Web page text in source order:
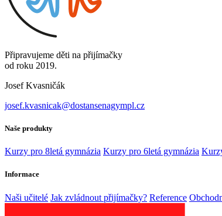
Připravujeme děti na přijímačky
od roku 2019.
Josef Kvasničák
josef.kvasnicak@dostansenagympl.cz
Naše produkty
Kurzy pro 8letá gymnázia Kurzy pro 6letá gymnázia
Informace
Naši učitelé Jak zvládnout přijímačky? Reference